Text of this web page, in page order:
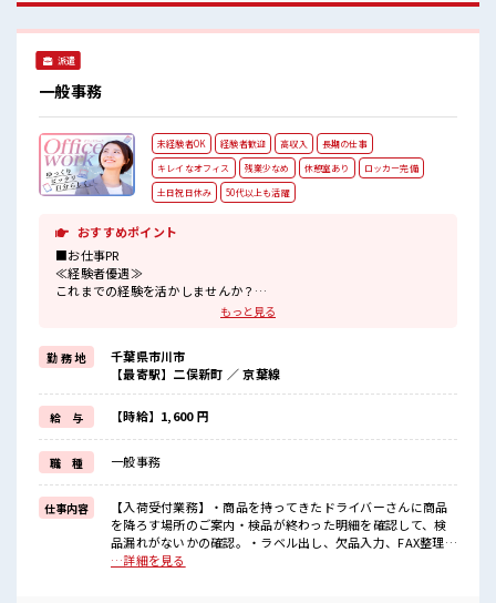
たくさん活躍中の活気ある職場！ 休憩室で楽しくおしゃべ
り！ ストレス解消☆ 職場にはロッカー完備！ 私物の置きすぎ
派遣
一般事務
未経験者OK 経験者歓迎 高収入
長期の仕事
キレイなオフィス
残業少なめ 休憩室あり
ロッカー完備
土日祝日休み
50代以上も活躍
おすすめポイント
■お仕事PR
≪経験者優遇≫
これまでの経験を活かしませんか？
≪プライベートが充実する≫
場合によってはお願いすることもありますが、
残業はほとんどナシ！
≪週休2日制≫
週末は家族や友人と一緒にプライベート満喫！
≪自分に合った期間で働ける≫
福利厚生が整った派遣のお仕事です！
■職場の雰囲気
休憩室で自分タイム！
のんびりスマホチェック♪
持ち物が多いあなたにもぴったり☆
ロッカー付き職場♪
もっと見る
勤 務 地
千葉県市川市
【最寄駅】二俣新町 ／ 京葉線
給 与 【時給】1,600 円
職 種 一般事務
仕事内容
【入荷受付業務】・商品を持ってきたドライバーさんに商品
を降ろす場所のご案内・検品が終わった明細を確認して、検
品漏れがないかの確認。・ラベル出し、欠品入力、FAX整理・
電話対応※主に外部の電話 ■お仕事PR ≪経験者優遇≫ これま
…詳細を見る